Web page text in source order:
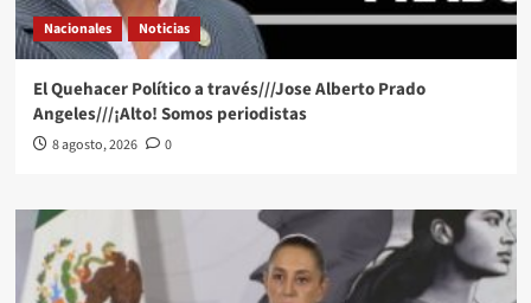
Nacionales Noticias
El Quehacer Político a través///Jose Alberto Prado
Angeles///¡Alto! Somos periodistas
8 agosto, 2026 0